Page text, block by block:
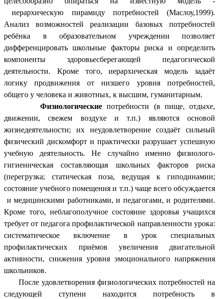
иерархическую пирамиду потребностей (Маслоу,1999).
Анализ возможностей реализации базовых потребностей
ребёнка в образовательном учреждении позволяет
дифференцировать школьные факторы риска и определить
компоненты здоровьесберегающей педагогической
деятельности. Кроме того, иерархическая модель задаёт
логику продвижения от низшего уровня потребностей,
общего у человека и животных, к высшим, гуманитарным.
Физиологическиепотребности (в пище, отдыхе,
движении, свежем воздухе и т.п.) являются основой
жизнедеятельности; их неудовлетворение создаёт сильный
физический дискомфорт и практически разрушает успешную
учебную деятельность. Не случайно именно физиолого-
гигиеническая составляющая школьных факторов риска
(перегрузка; статическая поза, ведущая к гиподинамии;
состояние учебного помещения и т.п.) чаще всего обсуждается
и медицинскими работниками, и педагогами, и родителями.
Кроме того, неблагополучное состояние здоровья учащихся
требует от педагога профилактической направленности урока:
систематическое включение в урок специальных
профилактических приёмов увеличения двигательной
активности, снижения уровня эмоционального напряжения
школьников.
После удовлетворения физиологических потребностей на
следующей ступени находится потребность в